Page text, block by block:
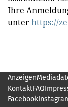
Ihre
unterhttps://
Anzeigen
KontaktFAQ
Facebook